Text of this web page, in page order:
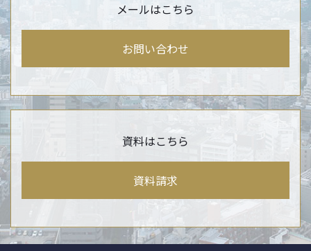
メールはこちら
お問い合わせ
資料はこちら
資料請求